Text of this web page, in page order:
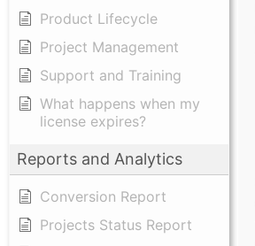
Product Lifecycle
Project Management
Support and Training
What happens when my
license expires?
Reports and Analytics
Conversion Report
Projects Status Report